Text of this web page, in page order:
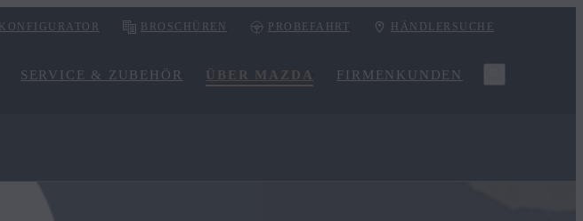
KONFIGURATOR BROSCHÜREN PROBEFAHRT HÄNDLERSUCHE
SERVICE & ZUBEHÖR ÜBER MAZDA FIRMENKUNDEN